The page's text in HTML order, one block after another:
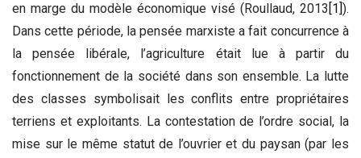
en marge du modèle économique visé (Roullaud, 2013 [1]).
Dans cette période, la pensée marxiste a fait concurrence à
la pensée libérale, l’agriculture était lue à partir du
fonctionnement de la société dans son ensemble. La lutte
des classes symbolisait les conflits entre propriétaires
terriens et exploitants. La contestation de l’ordre social, la
mise sur le même statut de l’ouvrier et du paysan (par les